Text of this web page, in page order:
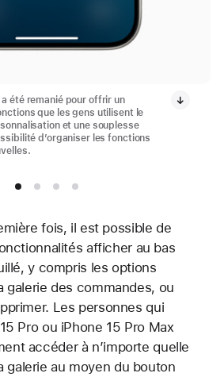
été remanié pour offrir un
que les gens utilisent le
et une souplesse
d’organiser les fonctions
fois, il est possible de
afficher au bas
y compris les options
galerie des commandes, ou
Les personnes qui
Pro ou iPhone 15 Pro Max
accéder à n’importe quelle
galerie au moyen du bouton